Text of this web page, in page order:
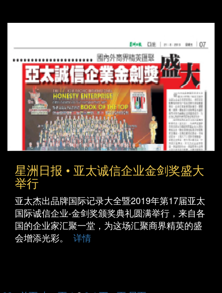
星洲日报 • 亚太诚信企业金剑奖盛大
举行
亚太杰出品牌国际记录大全暨2019年第17届亚太
国际诚信企业-金剑奖颁奖典礼圆满举行，来自各
国的企业家汇聚一堂，为这场汇聚商界精英的盛
会增添光彩。
详情